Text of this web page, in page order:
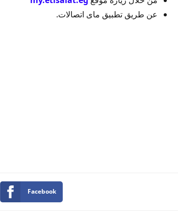
عن طريق تطبيق ماى اتصالات.
Facebook